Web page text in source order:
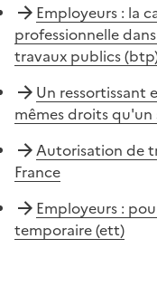
Employeurs : la
professionnelle
travaux publics
Un ressortissant
mêmes droits qu'un
Autorisation de
France
Employeurs :
temporaire (ett)